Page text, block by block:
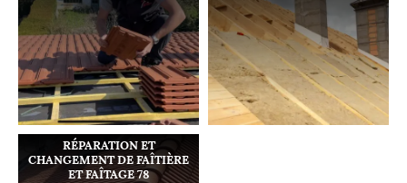
RÉPARATION ET
CHANGEMENT DE FAÎTIÈRE
ET FAÎTAGE 78